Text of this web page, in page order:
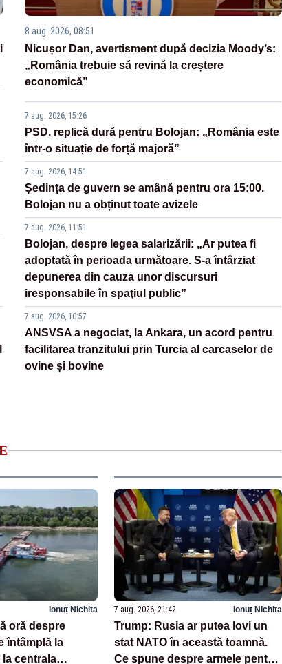
8 aug. 2026, 08:51
Nicușor Dan, avertisment după decizia Moody’s:
„România trebuie să revină la creștere
economică”
7 aug. 2026, 15:26
PSD, replică dură pentru Bolojan: „România este
într-o situație de forță majoră”
7 aug. 2026, 14:51
Ședința de guvern se amână pentru ora 15:00.
Bolojan nu a obținut toate avizele
7 aug. 2026, 11:51
Bolojan, despre legea salarizării: „Ar putea fi
adoptată în perioada următoare. S-a întârziat
depunerea din cauza unor discursuri
iresponsabile în spaţiul public”
7 aug. 2026, 10:57
ANSVSA a negociat, la Ankara, un acord pentru
facilitarea tranzitului prin Turcia al carcaselor de
ovine și bovine
Ionuț Nichita
oră despre
întâmplă la
centrala
7 aug. 2026, 21:42 Ionuț Nichita
Trump: Rusia ar putea lovi un
stat NATO în această toamnă.
Ce spune despre armele pentru